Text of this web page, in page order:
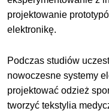
projektowanie
elektronikę.
Podczas studiów
nowoczesne systemy
projektować odzież
tworzyć tekstylia